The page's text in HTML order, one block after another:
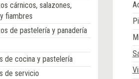
cárnicos, salazones,
fiambres
de pastelería y panadería
de cocina y pastelería
de servicio